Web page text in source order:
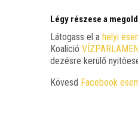
Légy részese a
Láto­gass el a helyi
Koa­lí­ció
de­zés­re kerü­lő
Kövesd Face­book